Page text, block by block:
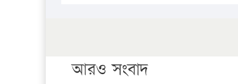
আরও সংবাদ